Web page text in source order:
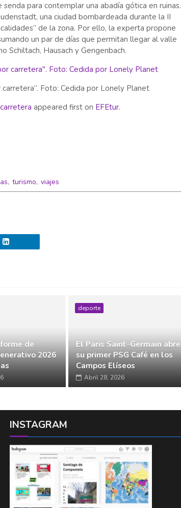
para contemplar una abadía gótica en ruinas.
una ciudad bombardeada durante la II
de la zona. Por ello, la experta propone
un par de días que permitan llegar al valle
Schiltach, Hausach y Gengenbach.
Foto: Cedida por Lonely Planet
appeared first on EFEtur.
, turismo, viajes
de
2026
deporte
El Paris Saint-Germain abre
su primer PSG Café en los
Campos Elíseos
Abril 28, 2026
INSTAGRAM